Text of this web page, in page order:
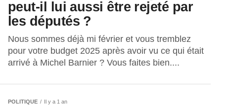
peut-il lui aussi être rejeté par
les députés ?
Nous sommes déjà mi février et vous tremblez
pour votre budget 2025 après avoir vu ce qui était
arrivé à Michel Barnier ? Vous faites bien....
POLITIQUE Il y a 1 an